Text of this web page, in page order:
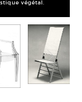
végétal.